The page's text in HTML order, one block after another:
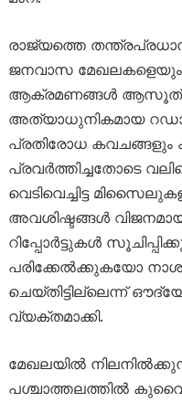
രാജ്യത്തെ
ജനവാസ
ആക്രമണങ്ങൾ
അത്യാധുനികമായ
പ്രതിരോധ
പ്രവർത്തിച്ചതോടെ
വെടിവെച്ചിട്ട
അവശിഷ്ടങ്ങൾ
റിപ്പോർട്ടുകൾ
പരിക്കേൽക്കുകയോ
ചെയ്തിട്ടില്ലെന്ന്
വ്യക്തമാക്കി.
മേഖലയിൽ
പശ്ചാത്തലത്തിൽ